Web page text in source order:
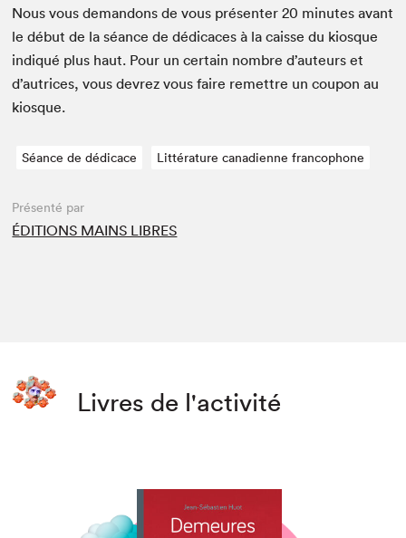
Nous vous deman­dons de vous présen­ter20 min­utes avant
le début de la séance de dédi­caces à la caisse du kiosque
indiqué plus haut. Pour un cer­tain nom­bre d’auteurs et
d’autrices, vous devrez vous faire remet­tre un coupon au
kiosque.
Séance de dédicace Littérature canadienne francophone
Présenté par
ÉDITIONS MAINS LIBRES
Livres de l'activité